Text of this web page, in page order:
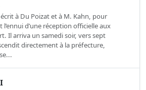
à Du Poizat et à M. Kahn, pour
l’ennui d’une réception officielle aux
Il arriva un samedi soir, vers sept
directement à la préfecture,